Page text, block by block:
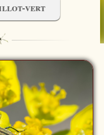
vert